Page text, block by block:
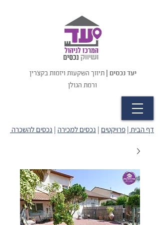
יעד נכסים | תיווך השקעות ויזמות בקצרין
ורמת הגולן
דף הבית | פרויקטים | נכסים למכירה | נכסים להשכרה